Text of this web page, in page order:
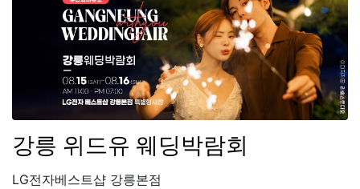
강릉 위드유 웨딩박람회
LG전자베스트샵 강릉본점